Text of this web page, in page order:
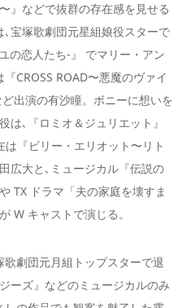
』などで抜群の存在感を見せる
宝塚歌劇団元星組娘役スターで
の恋人たち-』 でマリー・アン
CROSS ROAD〜悪魔のヴァイ
出演の有沙瞳。ボニーに想いを
は､『ロミオ＆ジュリエット』
は『ビリー・エリオット〜リト
広大と､ミュージカル『伝説の
TX ドラマ「夫の家庭を壊すま
W キャストで演じる。
劇団元月組トップスターで退
ーズ』などのミュージカルのみ